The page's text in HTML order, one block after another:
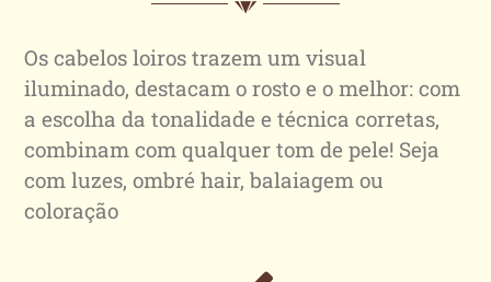
Os cabelos loiros trazem um visual
iluminado, destacam o rosto e o melhor: com
a escolha da tonalidade e técnica corretas,
combinam com qualquer tom de pele! Seja
com luzes, ombré hair, balaiagem ou
coloração